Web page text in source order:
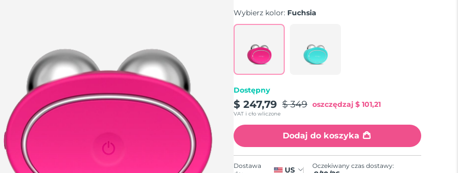
738
Reviews.
Łącze
samej
strony.
Wybierz kolor: Fuchsia
Dostępny
$ 247,79 $ 349 oszczędzaj$ 101,21
VAT i cło wliczone
Dodaj do koszyka
Dostawa
US Oczekiwany czas dostawy: